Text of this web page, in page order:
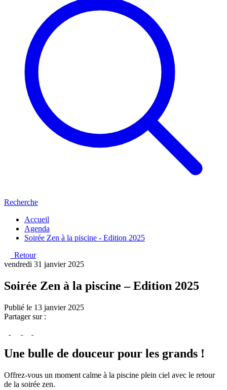
Recherche
Accueil
Agenda
Soirée Zen à la piscine - Edition 2025
Retour
vendredi 31 janvier 2025
Soirée Zen à la piscine – Edition 2025
Publié le 13 janvier 2025
Partager sur :
Une bulle de douceur pour les grands !
Offrez-vous un moment calme à la piscine plein ciel avec le retour
de la soirée zen.